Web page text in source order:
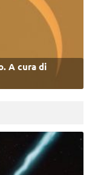
A cura di